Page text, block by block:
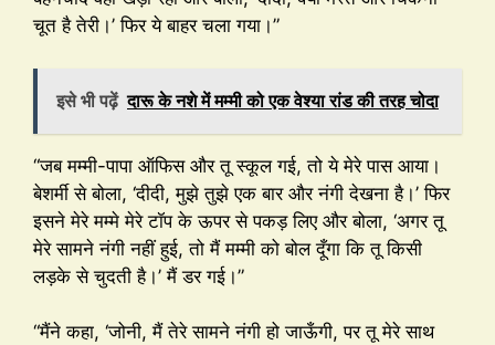
चूत है तेरी।’ फिर ये बाहर चला गया।”
इसे भी पढ़ें दारू के नशे में मम्मी को एक वेश्या रांड की तरह चोदा
“जब मम्मी-पापा ऑफिस और तू स्कूल गई, तो ये मेरे पास आया।
बेशर्मी से बोला, ‘दीदी, मुझे तुझे एक बार और नंगी देखना है।’ फिर
इसने मेरे मम्मे मेरे टॉप के ऊपर से पकड़ लिए और बोला, ‘अगर तू
मेरे सामने नंगी नहीं हुई, तो मैं मम्मी को बोल दूँगा कि तू किसी
लड़के से चुदती है।’ मैं डर गई।”
“मैंने कहा, ‘जोनी, मैं तेरे सामने नंगी हो जाऊँगी, पर तू मेरे साथ